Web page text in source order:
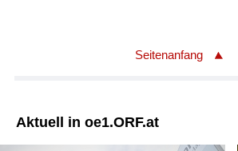
Seitenanfang
Aktuell in oe1.ORF.at